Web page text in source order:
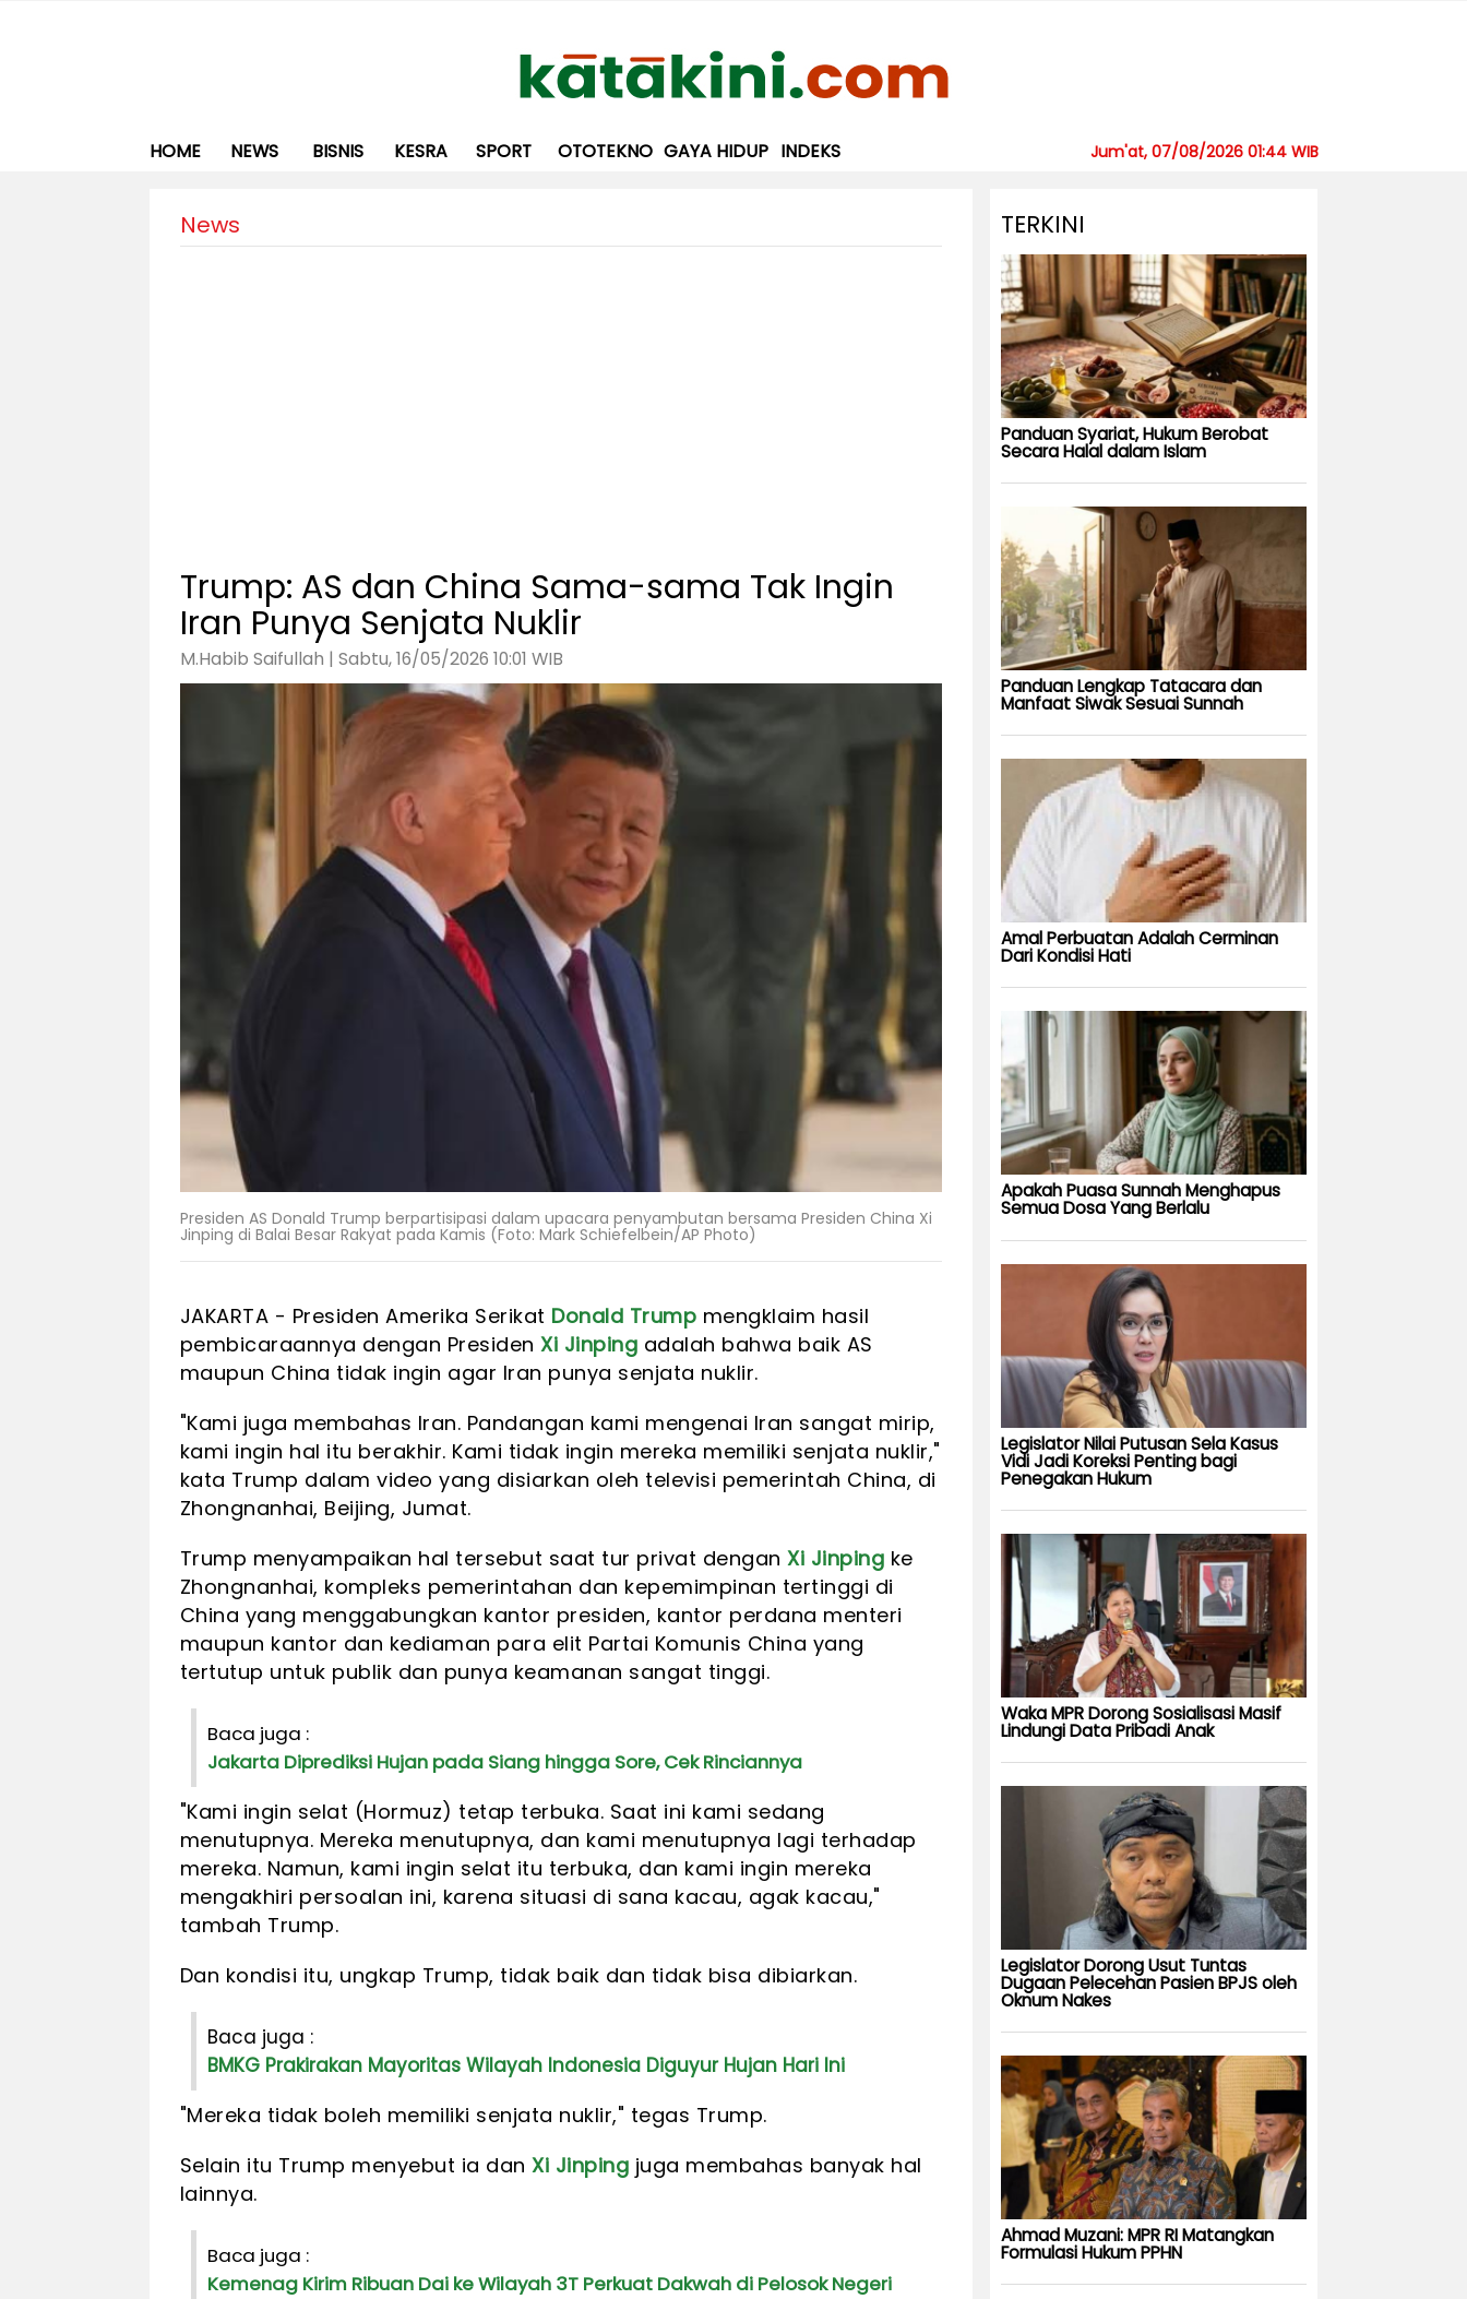
HOME NEWS BISNIS KESRA SPORT OTOTEKNO GAYA HIDUP INDEKS Jum'at, 07/08/2026 01:44 WIB
News
Trump: AS dan China Sama-sama Tak Ingin
Iran Punya Senjata Nuklir
M.Habib Saifullah | Sabtu, 16/05/2026 10:01 WIB
Presiden AS Donald Trump berpartisipasi dalam upacara penyambutan bersama Presiden China Xi
Jinping di Balai Besar Rakyat pada Kamis (Foto: Mark Schiefelbein/AP Photo)
JAKARTA - Presiden Amerika Serikat Donald Trump mengklaim hasil
pembicaraannya dengan Presiden Xi Jinping adalah bahwa baik AS
maupun China tidak ingin agar Iran punya senjata nuklir.
"Kami juga membahas Iran. Pandangan kami mengenai Iran sangat mirip,
kami ingin hal itu berakhir. Kami tidak ingin mereka memiliki senjata nuklir,"
kata Trump dalam video yang disiarkan oleh televisi pemerintah China, di
Zhongnanhai, Beijing, Jumat.
Trump menyampaikan hal tersebut saat tur privat dengan Xi Jinping ke
Zhongnanhai, kompleks pemerintahan dan kepemimpinan tertinggi di
China yang menggabungkan kantor presiden, kantor perdana menteri
maupun kantor dan kediaman para elit Partai Komunis China yang
tertutup untuk publik dan punya keamanan sangat tinggi.
Baca juga :
Jakarta Diprediksi Hujan pada Siang hingga Sore, Cek Rinciannya
"Kami ingin selat (Hormuz) tetap terbuka. Saat ini kami sedang
menutupnya. Mereka menutupnya, dan kami menutupnya lagi terhadap
mereka. Namun, kami ingin selat itu terbuka, dan kami ingin mereka
mengakhiri persoalan ini, karena situasi di sana kacau, agak kacau,"
tambah Trump.
Dan kondisi itu, ungkap Trump, tidak baik dan tidak bisa dibiarkan.
Baca juga :
BMKG Prakirakan Mayoritas Wilayah Indonesia Diguyur Hujan Hari Ini
"Mereka tidak boleh memiliki senjata nuklir," tegas Trump.
Selain itu Trump menyebut ia dan Xi Jinping juga membahas banyak hal
lainnya.
Baca juga :
Kemenag Kirim Ribuan Dai ke Wilayah 3T Perkuat Dakwah di Pelosok Negeri
TERKINI
Panduan Syariat, Hukum Berobat
Secara Halal dalam Islam
Panduan Lengkap Tatacara dan
Manfaat Siwak Sesuai Sunnah
Amal Perbuatan Adalah Cerminan
Dari Kondisi Hati
Apakah Puasa Sunnah Menghapus
Semua Dosa Yang Berlalu
Legislator Nilai Putusan Sela Kasus
Vidi Jadi Koreksi Penting bagi
Penegakan Hukum
Waka MPR Dorong Sosialisasi Masif
Lindungi Data Pribadi Anak
Legislator Dorong Usut Tuntas
Dugaan Pelecehan Pasien BPJS oleh
Oknum Nakes
Ahmad Muzani: MPR RI Matangkan
Formulasi Hukum PPHN